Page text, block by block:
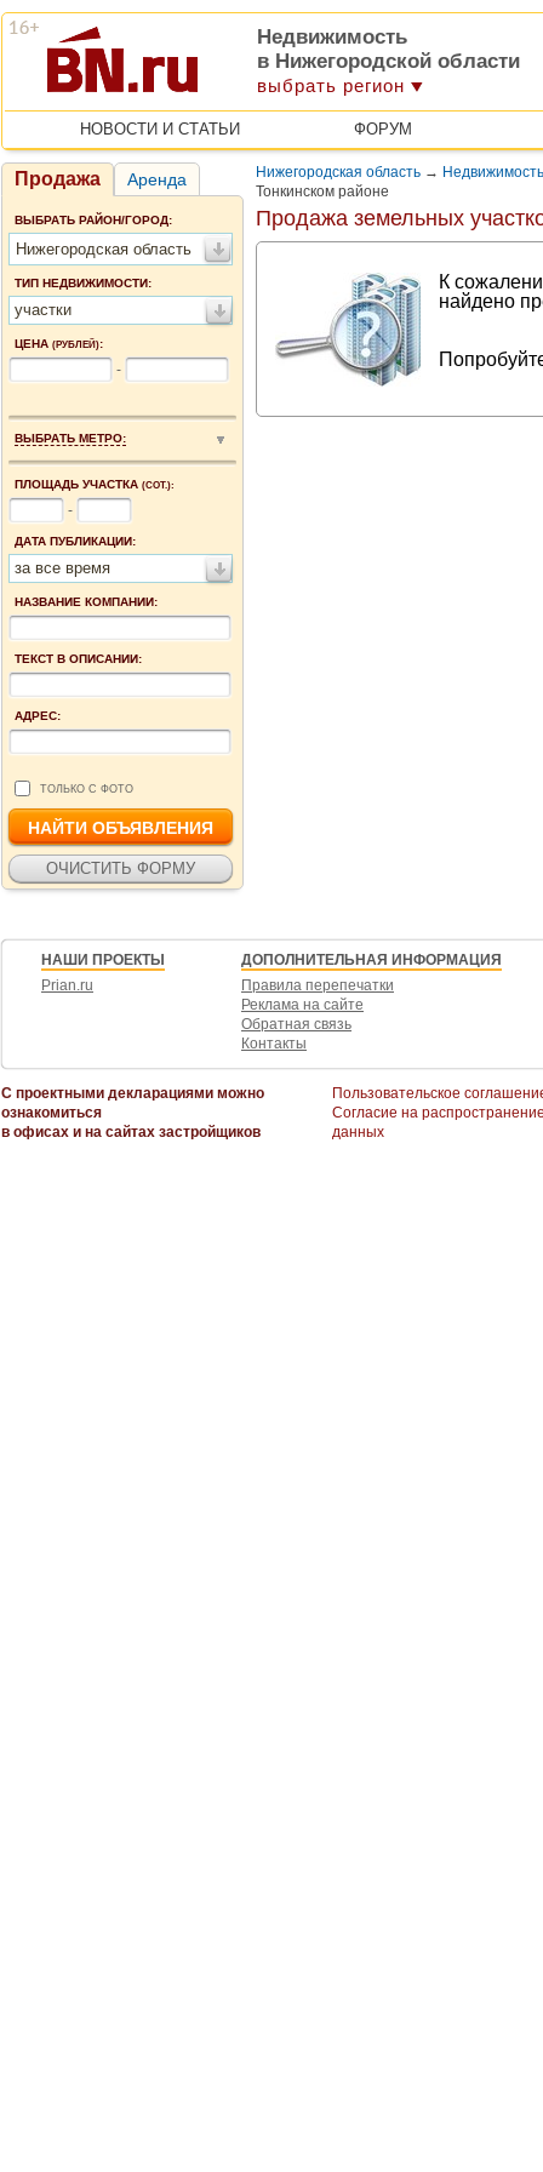
Недвижимость
в Нижегородской области
выбрать регион
НОВОСТИ И СТАТЬИ ФОРУМ
Продажа Аренда
ВЫБРАТЬ РАЙОН/ГОРОД:
Нижегородская область
ТИП НЕДВИЖИМОСТИ:
участки
ЦЕНА (РУБЛЕЙ):
-
ВЫБРАТЬ МЕТРО:
ПЛОЩАДЬ УЧАСТКА (СОТ.):
-
ДАТА ПУБЛИКАЦИИ:
за все время
НАЗВАНИЕ КОМПАНИИ:
ТЕКСТ В ОПИСАНИИ:
АДРЕС:
ТОЛЬКО С ФОТО
Нижегородская область →
Тонкинском районе
Продажа земельных
К
найдено
НАШИ ПРОЕКТЫ
Prian.ru
ДОПОЛНИТЕЛЬНАЯ ИНФОРМАЦИЯ
Правила перепечатки
Реклама на сайте
Обратная связь
Контакты
С проектными декларациями можно
ознакомиться
в офисах и на сайтах застройщиков
Пользовательское
Согласие на
данных